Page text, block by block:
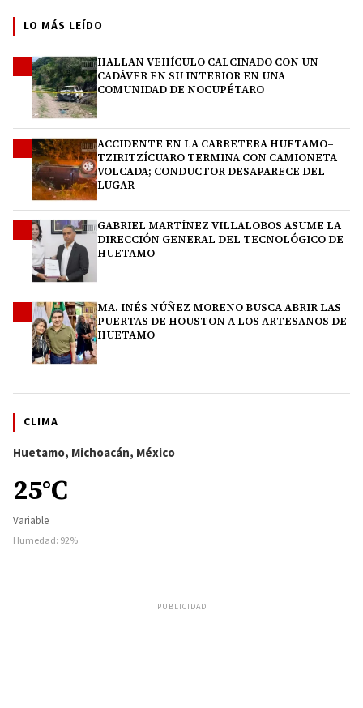
LO MÁS LEÍDO
HALLAN VEHÍCULO CALCINADO CON UN
CADÁVER EN SU INTERIOR EN UNA
COMUNIDAD DE NOCUPÉTARO
ACCIDENTE EN LA CARRETERA HUETAMO–
TZIRITZÍCUARO TERMINA CON CAMIONETA
VOLCADA; CONDUCTOR DESAPARECE DEL
LUGAR
GABRIEL MARTÍNEZ VILLALOBOS ASUME LA
DIRECCIÓN GENERAL DEL TECNOLÓGICO DE
HUETAMO
MA. INÉS NÚÑEZ MORENO BUSCA ABRIR LAS
PUERTAS DE HOUSTON A LOS ARTESANOS DE
HUETAMO
CLIMA
Huetamo, Michoacán, México
25°C
Variable
Humedad: 92%
PUBLICIDAD